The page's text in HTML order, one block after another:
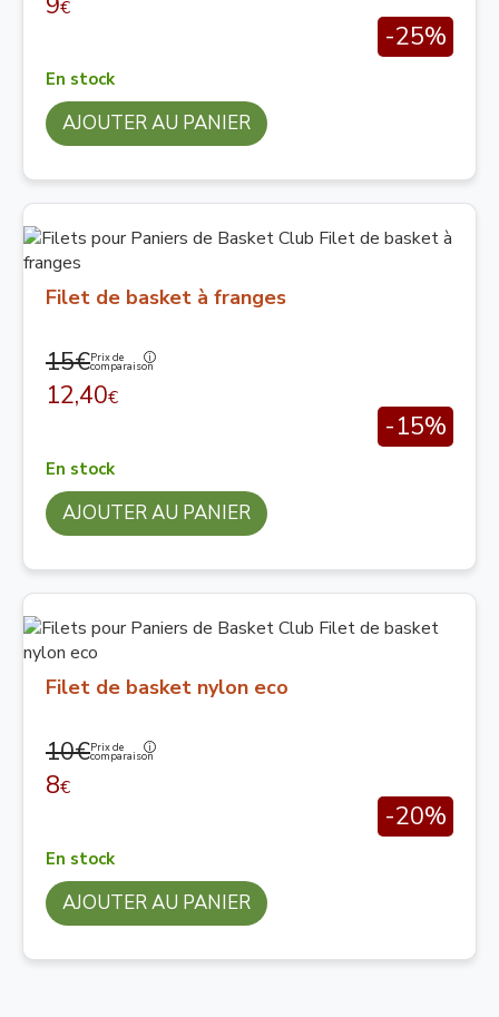
€
-25%
En stock
AJOUTER AU PANIER
Filet de basket à franges
15€Prix de
comparaison
12,40€
-15%
En stock
AJOUTER AU PANIER
Filet de basket nylon eco
10€Prix de
comparaison
8€
-20%
En stock
AJOUTER AU PANIER